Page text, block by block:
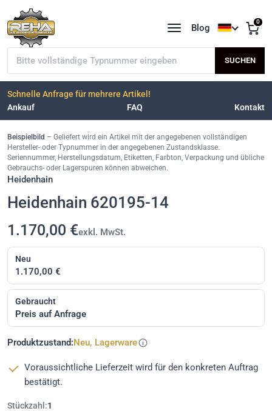
Typnummer suchen SUCHEN
Blog
Sprache
0
Schnelle Anfrage für mehrere Artikel!
Ankauf
FAQ Kontakt
Beispielbild – Geliefert wird ein Artikel mit der angegebenen vollständigen
Hersteller- oder Typnummer in der angegebenen Zustandsklasse.
Seriennummer, Herstellungsdatum, Etiketten, Farbton, Verpackung und übliche
Gebrauchs- oder Lagerspuren können abweichen.
Heidenhain
Heidenhain 620195-14
1.170,00 €exkl. MwSt.
Neu
1.170,00 €
Gebraucht
Preis auf Anfrage
Produktzustand:Neu, Lagerware
Voraussichtliche Lieferzeit wird für den konkreten Auftrag
bestätigt.
Stückzahl:1